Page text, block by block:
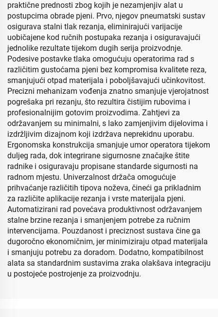
praktične prednosti zbog kojih je nezamjenjiv alat u
postupcima obrade pjeni. Prvo, njegov pneumatski sustav
osigurava stalni tlak rezanja, eliminirajući varijacije
uobičajene kod ručnih postupaka rezanja i osiguravajući
jednolike rezultate tijekom dugih serija proizvodnje.
Podesive postavke tlaka omogućuju operatorima rad s
različitim gustoćama pjeni bez kompromisa kvalitete reza,
smanjujući otpad materijala i poboljšavajući učinkovitost.
Precizni mehanizam vođenja znatno smanjuje vjerojatnost
pogrešaka pri rezanju, što rezultira čistijim rubovima i
profesionalnijim gotovim proizvodima. Zahtjevi za
održavanjem su minimalni, s lako zamjenjivim dijelovima i
izdržljivim dizajnom koji izdržava neprekidnu uporabu.
Ergonomska konstrukcija smanjuje umor operatora tijekom
duljeg rada, dok integrirane sigurnosne značajke štite
radnike i osiguravaju propisane standarde sigurnosti na
radnom mjestu. Univerzalnost držača omogućuje
prihvaćanje različitih tipova noževa, čineći ga prikladnim
za različite aplikacije rezanja i vrste materijala pjeni.
Automatizirani rad povećava produktivnost održavanjem
stalne brzine rezanja i smanjenjem potrebe za ručnim
intervencijama. Pouzdanost i preciznost sustava čine ga
dugoročno ekonomičnim, jer minimiziraju otpad materijala
i smanjuju potrebu za doradom. Dodatno, kompatibilnost
alata sa standardnim sustavima zraka olakšava integraciju
u postojeće postrojenje za proizvodnju.